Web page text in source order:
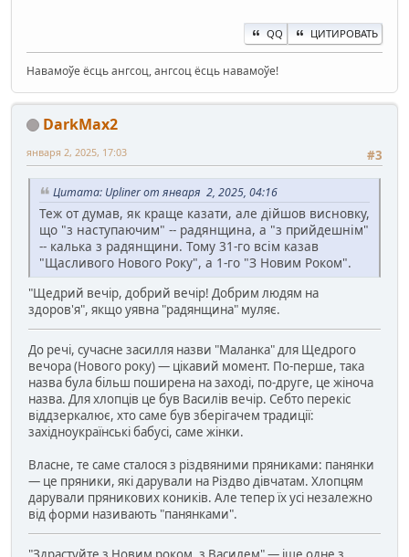
QQ ЦИТИРОВАТЬ
Навамоўе ёсць ангсоц, ангсоц ёсць навамоўе!
DarkMax2
#3
января 2, 2025, 17:03
Цитата: Upliner от января 2, 2025, 04:16
Теж от думав, як краще казати, але дійшов висновку,
що "з наступаючим" -- радянщина, а "з прийдешнім"
-- калька з радянщини. Тому 31-го всім казав
"Щасливого Нового Року", а 1-го "З Новим Роком".
"Щедрий вечір, добрий вечір! Добрим людям на
здоров'я", якщо уявна "радянщина" муляє.
До речі, сучасне засилля назви "Маланка" для Щедрого
вечора (Нового року) — цікавий момент. По-перше, така
назва була більш поширена на заході, по-друге, це жіноча
назва. Для хлопців це був Василів вечір. Себто перекіс
віддзеркалює, хто саме був зберігачем традиції:
західноукраїнські бабусі, саме жінки.
Власне, те саме сталося з різдвяними пряниками: панянки
— це пряники, які дарували на Різдво дівчатам. Хлопцям
дарували пряникових коників. Але тепер їх усі незалежно
від форми називають "панянками".